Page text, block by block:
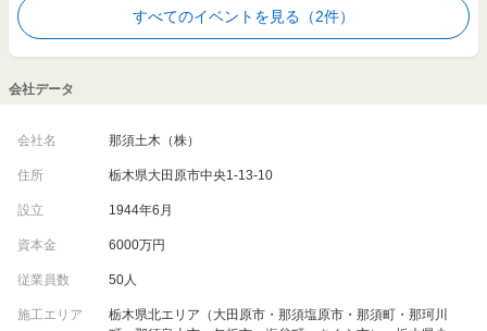
すべてのイベントを見る（2件）
会社データ
会社名 那須土木（株）
住所 栃木県大田原市中央1-13-10
設立 1944年6月
資本金 6000万円
従業員数 50人
施工エリア
栃木県北エリア（大田原市・那須塩原市・那須町・那珂川